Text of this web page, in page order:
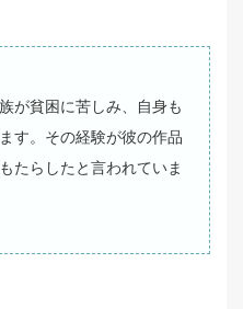
が貧困に苦しみ、自身も
す。その経験が彼の作品
たらしたと言われていま